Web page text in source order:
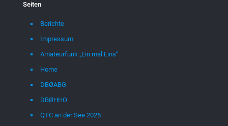
Seiten
Berichte
Impressum
Amateurfunk „Ein mal Eins“
Home
DBØABG
DBØHHO
QTC an der See 2025